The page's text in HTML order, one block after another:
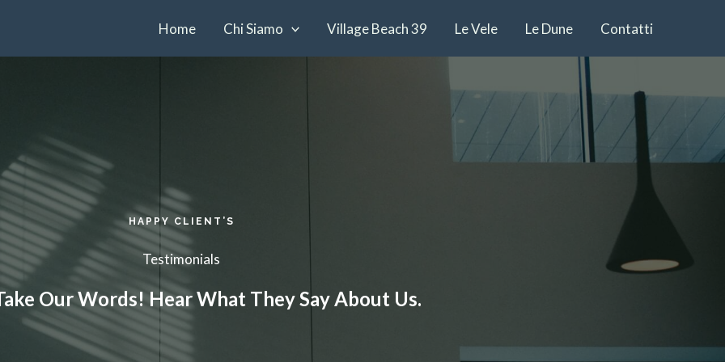
Home Chi Siamo Village Beach 39 Le Vele Le Dune Contatti
HAPPY CLIENT’S​
Testimonials​
Our Words! Hear What They Say About Us.​